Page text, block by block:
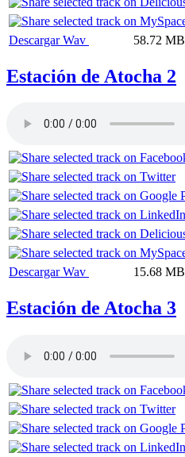
Descargar Wav 58.72 MB
Estación de Atocha 2
Descargar Wav 15.68 MB
Estación de Atocha 3